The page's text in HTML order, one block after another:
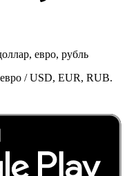
евро, рубль
/ USD, EUR, RUB.